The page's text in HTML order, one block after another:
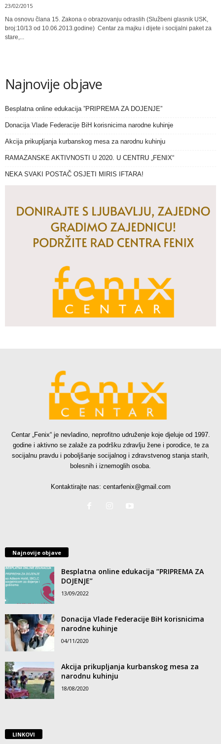
23/02/2015
Na osnovu člana 15. Zakona o obrazovanju odraslih (Službeni glasnik USK,
broj:10/13 od 10.06.2013.godine) Centar za majku i dijete i socijalni paket za
stare,...
Najnovije objave
Besplatna online edukacija ”PRIPREMA ZA DOJENJE”
Donacija Vlade Federacije BiH korisnicima narodne kuhinje
Akcija prikupljanja kurbanskog mesa za narodnu kuhinju
RAMAZANSKE AKTIVNOSTI U 2020. U CENTRU „FENIX“
NEKA SVAKI POSTAČ OSJETI MIRIS IFTARA!
Centar „Fenix“ je nevladino, neprofitno udruženje koje djeluje od 1997.
godine i aktivno se zalaže za podršku zdravlju žene i porodice, te za
socijalnu pravdu i poboljšanje socijalnog i zdravstvenog stanja starih,
bolesnih i iznemoglih osoba.
Kontaktirajte nas: centarfenix@gmail.com
Najnovije objave
Besplatna online edukacija ”PRIPREMA ZA
DOJENJE”
13/09/2022
Donacija Vlade Federacije BiH korisnicima
narodne kuhinje
04/11/2020
Akcija prikupljanja kurbanskog mesa za
narodnu kuhinju
18/08/2020
LINKOVI